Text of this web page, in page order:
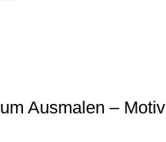
Ausmalen – Motiv